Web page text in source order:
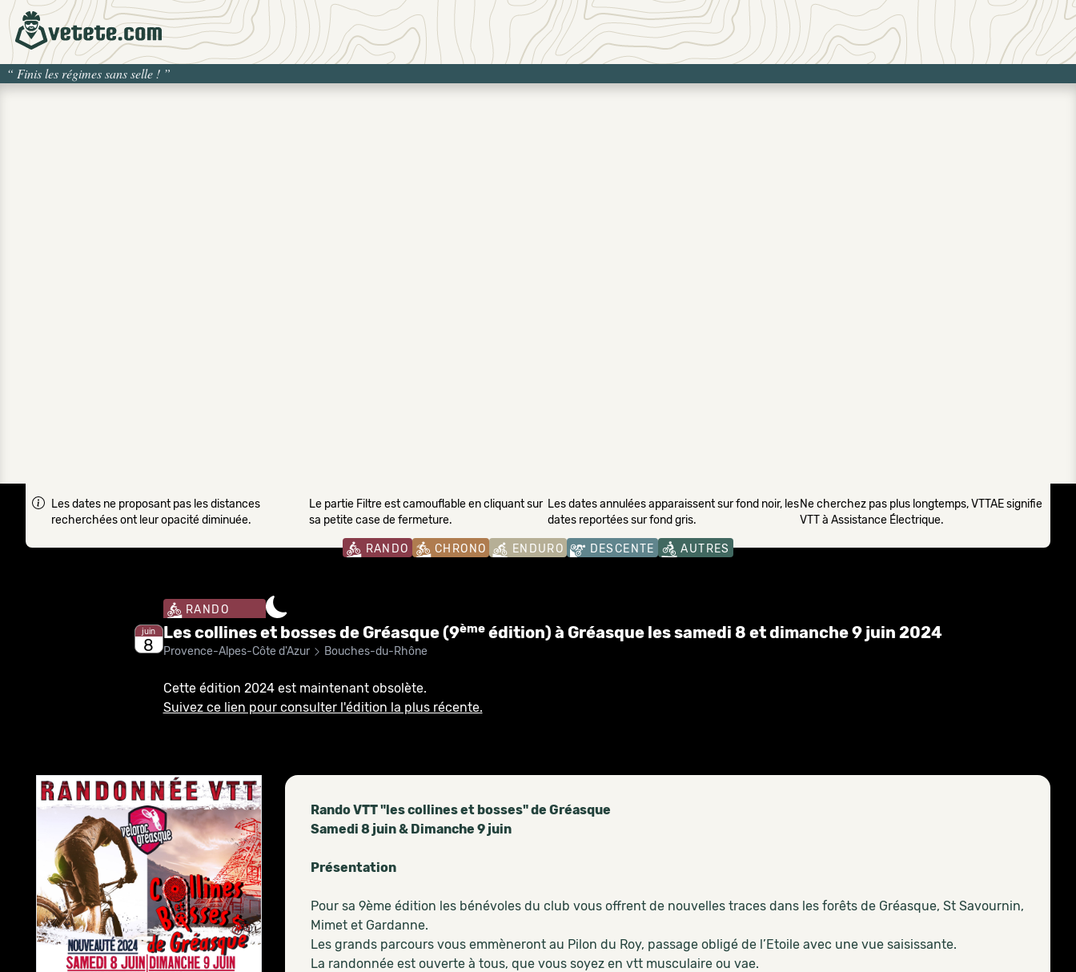
“ Finis les régimes sans selle ! ”
Les dates ne proposant pas les distances
recherchées ont leur opacité diminuée.
Le partie Filtre est camouflable en cliquant sur
sa petite case de fermeture.
Les dates annulées apparaissent sur fond noir, les
dates reportées sur fond gris.
Ne cherchez pas plus longtemps, VTTAE signifie
VTT à Assistance Électrique.
RANDO CHRONO ENDURO DESCENTE AUTRES
juin
8
RANDO
Les collines et bosses de Gréasque (9èmeédition) à Gréasque les samedi 8 et dimanche 9 juin 2024
Provence-Alpes-Côte d'Azur Bouches-du-Rhône
Cette édition 2024 est maintenant obsolète.
Suivez ce lien pour consulter l'édition la plus récente.
Rando VTT "les collines et bosses" de Gréasque
Samedi 8 juin & Dimanche 9 juin
Présentation
Pour sa 9ème édition les bénévoles du club vous offrent de nouvelles traces dans les forêts de Gréasque, St Savournin,
Mimet et Gardanne.
Les grands parcours vous emmèneront au Pilon du Roy, passage obligé de l’Etoile avec une vue saisissante.
La randonnée est ouverte à tous, que vous soyez en vtt musculaire ou vae.